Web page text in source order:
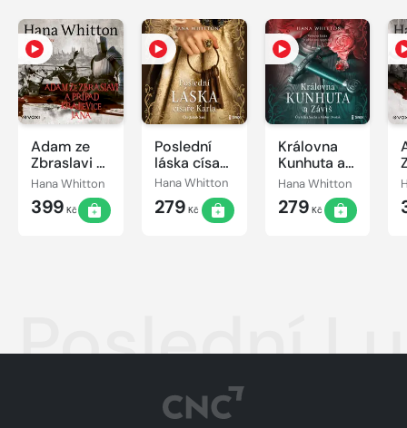
Adam ze
Zbraslavi a
případ
kralevice
Jana
Hana Whitton
399 Kč
Poslední
láska císaře
Karla
Hana Whitton
279 Kč
Královna
Kunhuta a
Záviš
Hana Whitton
279 Kč
Poslední